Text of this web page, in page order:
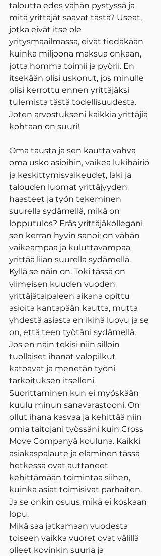
taloutta edes vähän pystyssä ja
mitä yrittäjät saavat tästä? Useat,
jotka eivät itse ole
yritysmaailmassa, eivät tiedäkään
kuinka miljoona maksua onkaan,
jotta homma toimii ja pyörii. En
itsekään olisi uskonut, jos minulle
olisi kerrottu ennen yrittäjäksi
tulemista tästä todellisuudesta.
Joten arvostukseni kaikkia yrittäjiä
kohtaan on suuri!
Oma tausta ja sen kautta vahva
oma usko asioihin, vaikea lukihäiriö
ja keskittymisvaikeudet, laki ja
talouden luomat yrittäjyyden
haasteet ja työn tekeminen
suurella sydämellä, mikä on
lopputulos? Eräs yrittäjäkollegani
sen kerran hyvin sanoi; on vähän
vaikeampaa ja kuluttavampaa
yrittää liian suurella sydämellä.
Kyllä se näin on. Toki tässä on
viimeisen kuuden vuoden
yrittäjätaipaleen aikana opittu
asioita kantapään kautta, mutta
yhdestä asiasta en ikinä luovu ja se
on, että teen työtäni sydämellä.
Jos en näin tekisi niin silloin
tuollaiset ihanat valopilkut
katoavat ja menetän työni
tarkoituksen itselleni.
Suorittaminen kun ei myöskään
kuulu minun sanavarastooni. On
ollut ihana kasvaa ja kehittää niin
omia taitojani työssäni kuin Cross
Move Companyä kouluna. Kaikki
asiakaspalaute ja eläminen tässä
hetkessä ovat auttaneet
kehittämään toimintaa siihen,
kuinka asiat toimisivat parhaiten.
Ja se onkin osuus mikä ei koskaan
lopu.
Mikä saa jatkamaan vuodesta
toiseen vaikka vuoret ovat välillä
olleet kovinkin suuria ja